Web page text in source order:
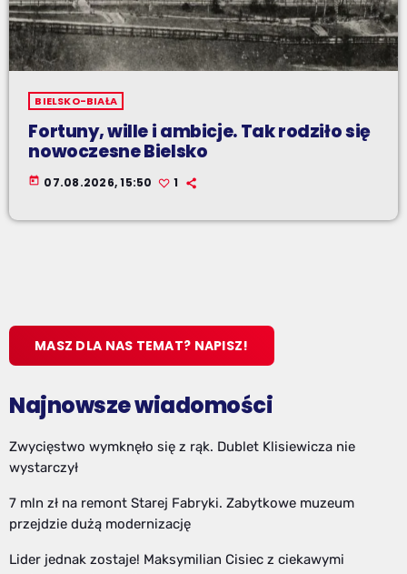
BIELSKO-BIAŁA
Fortuny, wille i ambicje. Tak rodziło się
nowoczesne Bielsko
today 07.08.2026, 15:50 1
MASZ DLA NAS TEMAT? NAPISZ!
Najnowsze wiadomości
Zwycięstwo wymknęło się z rąk. Dublet Klisiewicza nie
wystarczył
7 mln zł na remont Starej Fabryki. Zabytkowe muzeum
przejdzie dużą modernizację
Lider jednak zostaje! Maksymilian Cisiec z ciekawymi